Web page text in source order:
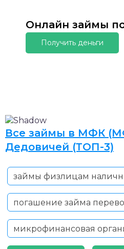
Онлайн займы
Получить деньги
Все займы в МФК
Дедовичей (ТОП-3)
займы физлицам
погашение займа
микрофинансовая